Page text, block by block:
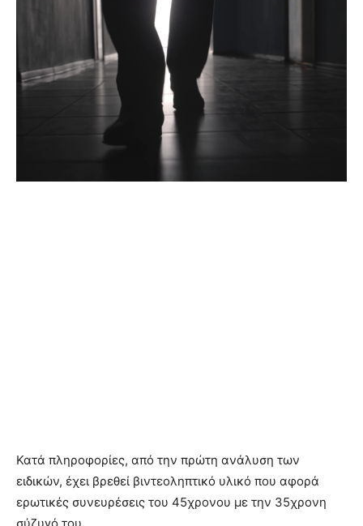
Κατά πληροφορίες, από την πρώτη ανάλυση των
ειδικών, έχει βρεθεί βιντεοληπτικό υλικό που αφορά
ερωτικές συνευρέσεις του 45χρονου με την 35χρονη